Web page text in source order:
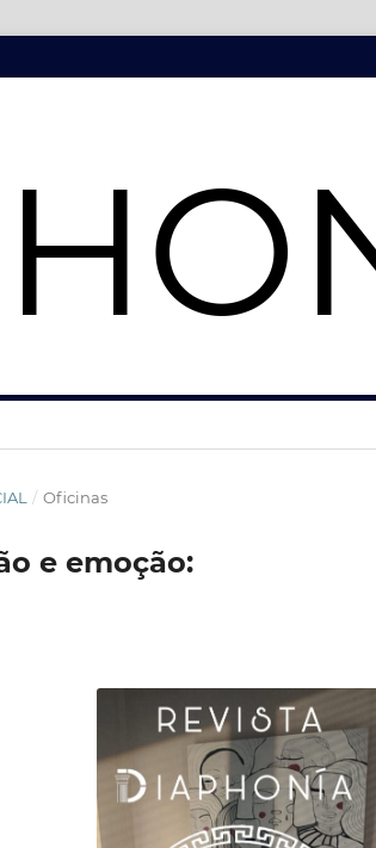
/ Oficinas
e emoção: